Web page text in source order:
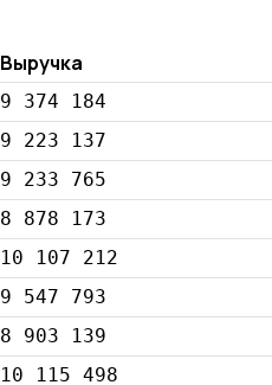
Выручка
9 374 184
9 223 137
9 233 765
8 878 173
10 107 212
9 547 793
8 903 139
10 115 498